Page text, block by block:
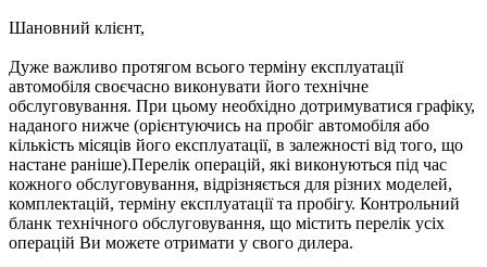
Шановний клієнт,
Дуже важливо протягом всього терміну експлуатації
автомобіля своєчасно виконувати його технічне
обслуговування. При цьому необхідно дотримуватися графіку,
наданого нижче (орієнтуючись на пробіг автомобіля або
кількість місяців його експлуатації, в залежності від того, що
настане раніше).Перелік операцій, які виконуються під час
кожного обслуговування, відрізняється для різних моделей,
комплектацій, терміну експлуатації та пробігу. Контрольний
бланк технічного обслуговування, що містить перелік усіх
операцій Ви можете отримати у свого дилера.